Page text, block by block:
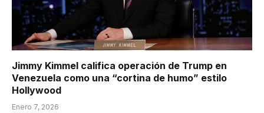
Jimmy Kimmel califica operación de Trump en
Venezuela como una “cortina de humo” estilo
Hollywood
Enero 7, 2026